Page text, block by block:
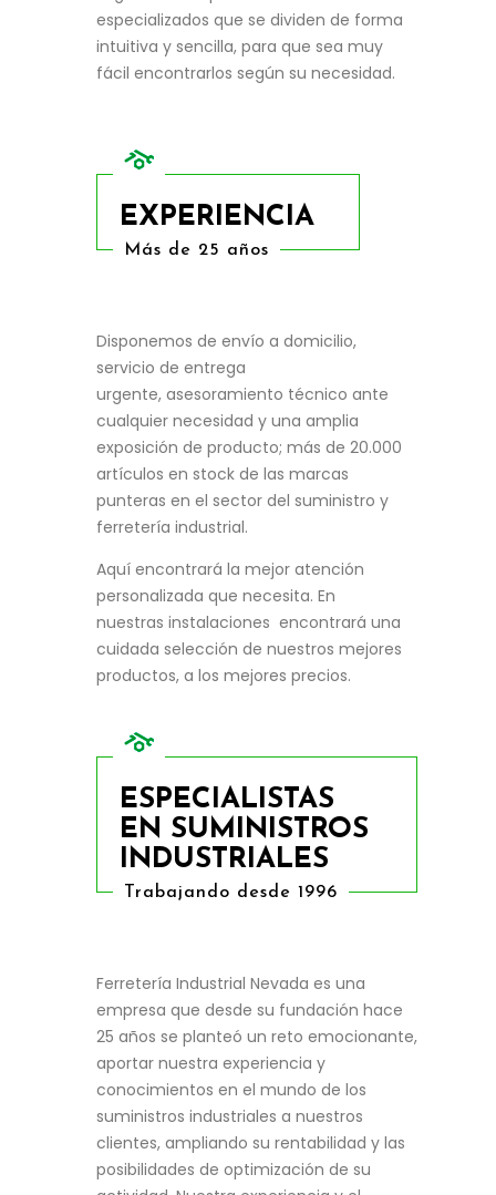
especializados que se dividen de forma
intuitiva y sencilla, para que sea muy
fácil encontrarlos según su necesidad.
EXPERIENCIA
Más de 25 años
Disponemos de envío a domicilio,
servicio de entrega
urgente, asesoramiento técnico ante
cualquier necesidad y una amplia
exposición de producto; más de 20.000
artículos en stock de las marcas
punteras en el sector del suministro y
ferretería industrial.
Aquí encontrará la mejor atención
personalizada que necesita. En
nuestras instalaciones encontrará una
cuidada selección de nuestros mejores
productos, a los mejores precios.
ESPECIALISTAS
EN SUMINISTROS
INDUSTRIALES
Trabajando desde 1996
Ferretería Industrial Nevada es una
empresa que desde su fundación hace
25 años se planteó un reto emocionante,
aportar nuestra experiencia y
conocimientos en el mundo de los
suministros industriales a nuestros
clientes, ampliando su rentabilidad y las
posibilidades de optimización de su